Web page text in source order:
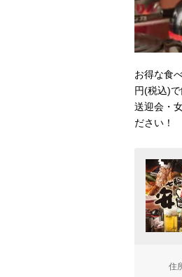
お得な食
円(税込)
送迎会・
ださい！
住